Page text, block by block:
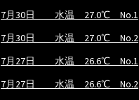
7月30日 水温 27.0℃ No.1
7月30日 水温 27.0℃ No.2
7月27日 水温 26.6℃ No.1
7月27日 水温 26.6℃ No.2